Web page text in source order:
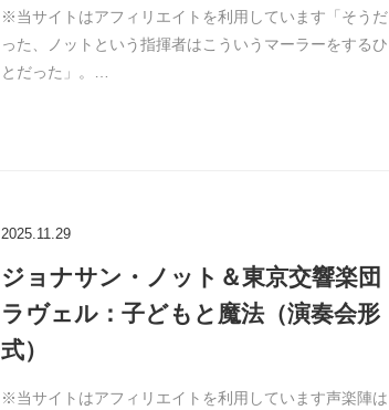
※当サイトはアフィリエイトを利用しています「そうだ
った、ノットという指揮者はこういうマーラーをするひ
とだった」。…
2025.11.29
ジョナサン・ノット＆東京交響楽団
ラヴェル：子どもと魔法（演奏会形
式）
※当サイトはアフィリエイトを利用しています声楽陣は